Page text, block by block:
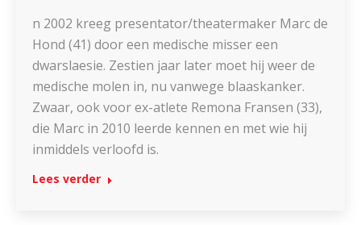
n 2002 kreeg presentator/theatermaker Marc de
Hond (41) door een medische misser een
dwarslaesie. Zestien jaar later moet hij weer de
medische molen in, nu vanwege blaaskanker.
Zwaar, ook voor ex-atlete Remona Fransen (33),
die Marc in 2010 leerde kennen en met wie hij
inmiddels verloofd is.
Lees verder